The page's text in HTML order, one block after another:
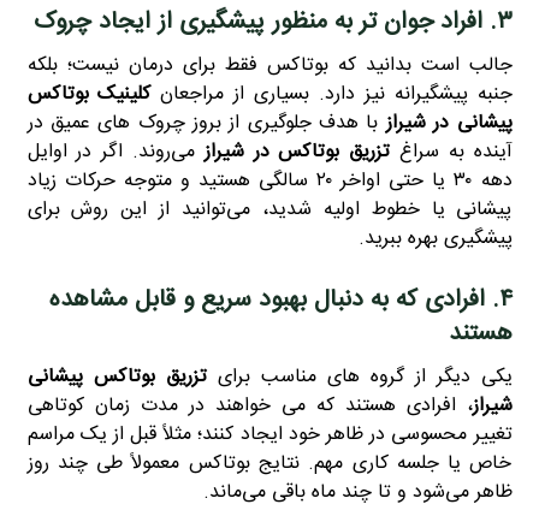
۳. افراد جوان‌ تر به‌ منظور پیشگیری از ایجاد چروک
جالب است بدانید که بوتاکس فقط برای درمان نیست؛ بلکه
جنبه پیشگیرانه نیز دارد. بسیاری از مراجعانکلینیک بوتاکس
پیشانی در شیراز با هدف جلوگیری از بروز چروک‌ های عمیق در
آینده به سراغ تزریق بوتاکس در شیرازمی‌روند. اگر در اوایل
دهه ۳۰ یا حتی اواخر ۲۰ سالگی هستید و متوجه حرکات زیاد
پیشانی یا خطوط اولیه شدید، می‌توانید از این روش برای
پیشگیری بهره ببرید.
۴. افرادی که به‌ دنبال بهبود سریع و قابل‌ مشاهده
هستند
یکی دیگر از گروه‌ های مناسب برایتزریق بوتاکس پیشانی
شیراز، افرادی هستند که می‌ خواهند در مدت زمان کوتاهی
تغییر محسوسی در ظاهر خود ایجاد کنند؛ مثلاً قبل از یک مراسم
خاص یا جلسه کاری مهم. نتایج بوتاکس معمولاً طی چند روز
ظاهر می‌شود و تا چند ماه باقی می‌ماند.